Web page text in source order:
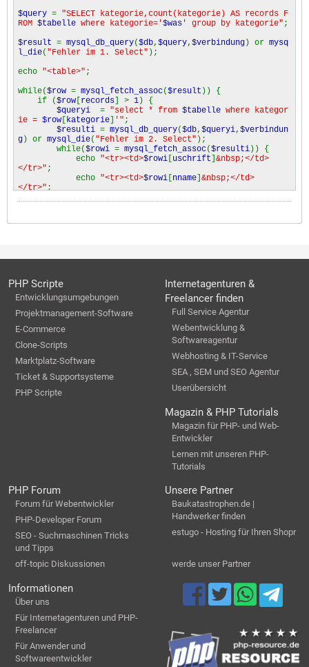
$query = "SELECT kategorie,count(kategorie) AS records F
ROM $tabelle where kategorie='$was ' group by kategorie" ;
$result = mysql_db_query($db, $query, $verbindung) or mysq
l_die( "Fehler im 1. Select" );
echo "<table>" ;
while($row = mysql_fetch_assoc($result )) {
if ($row [records] > 1) {
$queryi = "select * from $tabelle where kategor
ie = $row [ kategorie] '" ;
$resulti = mysql_db_query($db, $queryi, $verbindun
g) or mysql_die( "Fehler im 2. Select" );
while($rowi = mysql_fetch_assoc($resulti)) {
echo "<tr><td>$rowi [uschrift] &nbsp;</td>
</tr>" ;
echo "<tr><td>$rowi [nname] &nbsp;</td>
</tr>" ;
}
PHP Scripte
Entwicklungsumgebungen
Projektmanagement-Software
E-Commerce
Clone-Scripts
Marktplatz-Software
Ticket & Supportsysteme
PHP Scripte
Internetagenturen &
Freelancer finden
Full Service Agentur
Webentwicklung &
Softwareagentur
Webhosting & IT-Service
SEA , SEM und SEO Agentur
Userübersicht
Magazin & PHP Tutorials
Magazin für PHP- und Web-
Entwickler
Lernen mit unseren PHP-
Tutorials
PHP Forum
Forum für Webentwickler
PHP-Developer Forum
SEO - Suchmaschinen Tricks
und Tipps
off-topic Diskussionen
Unsere Partner
Baukatastrophen.de |
Handwerker finden
estugo - Hosting für Ihren Shopr
werde unser Partner
Informationen
Über uns
Für Internetagenturen und PHP-
Freelancer
Für Anwender und
Softwareentwickler